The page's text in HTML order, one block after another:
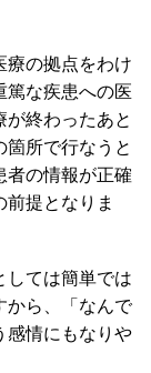
療の拠点をわけ
篤な疾患への医
終わったあと
所で行なうと
者の情報が正確
提となりま
しては簡単では
から、「なんで
感情にもなりや